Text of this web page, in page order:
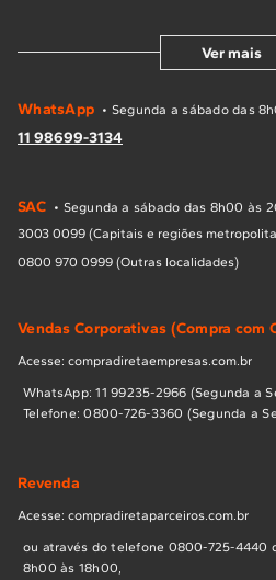
Ver mais
WhatsApp • Segunda a sábado das
11 98699-3134
SAC • Segunda a sábado das 8h00 às
3003 0099 (Capitais e regiões
0800 970 0999 (Outras localidades)
Vendas Corporativas (Compra com
Acesse: compradiretaempresas.com.br
WhatsApp: 11 99235-2966 (Segunda a
Telefone: 0800-726-3360 (Segunda a
Revenda
Acesse: compradiretaparceiros.com.br
ou através do telefone 0800-725-4440
8h00 às 18h00,